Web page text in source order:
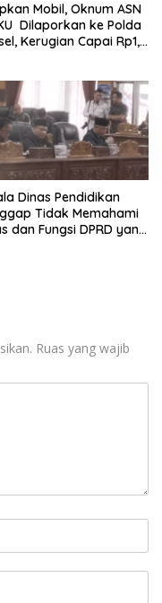
Mobil, Oknum ASN
Dilaporkan ke Polda
Kerugian Capai Rp1,2
Dinas Pendidikan
Tidak Memahami
dan Fungsi DPRD yang
Ruas yang wajib